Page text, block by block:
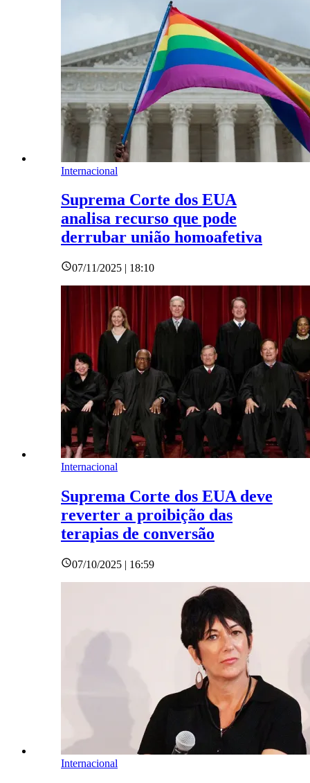
Internacional
Suprema Corte dos EUA
analisa recurso que pode
derrubar união homoafetiva
07/11/2025 | 18:10
Internacional
Suprema Corte dos EUA deve
reverter a proibição das
terapias de conversão
07/10/2025 | 16:59
Internacional